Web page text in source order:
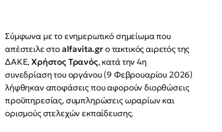
Σύμφωνα με το ενημερωτικό σημείωμα που
απέστειλε στοalfavita.grο τακτικός αιρετός της
ΔΑΚΕ,Χρήστος Τρανός, κατά την 4η
συνεδρίαση του οργάνου (9 Φεβρουαρίου 2026)
λήφθηκαν αποφάσεις που αφορούν διορθώσεις
προϋπηρεσίας, συμπληρώσεις ωραρίων και
ορισμούς στελεχών εκπαίδευσης.